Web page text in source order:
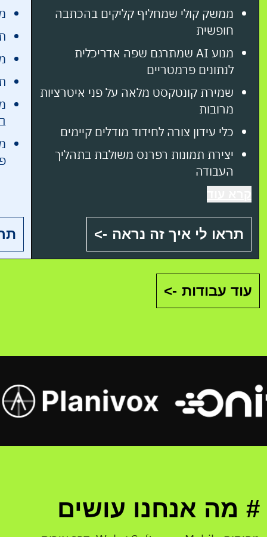
ממשק קולי שמחליף קליקים בהכתבה
חופשית
מנוע AI שמתרגם שפה אדריכלית
לנתונים פרמטריים
שמירת קונטקסט מלאה על פני איטרציות
מרובות
כלי עידון צורה לחידוד מודלים קיימים
יצירת תמונות רפרנס משולבת בתהליך
העבודה
תראו לי איך זה נראה ->
עוד עבודות ->
# מה אנחנו עושים